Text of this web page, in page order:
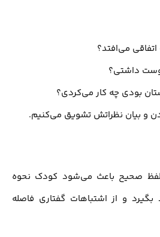
می‌افتد؟
داشتی؟
بودی چه کار می‌کردی؟
و بیان نظراتش تشویق می‌کنیم.
صحیح باعث می‌شود کودک نحوه
و از اشتباهات گفتاری فاصله